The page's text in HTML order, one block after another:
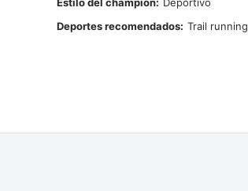
Estilo del champión
Deportivo
Deportes recomendados Trail running